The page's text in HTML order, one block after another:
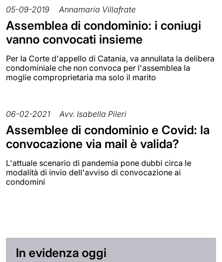
05-09-2019 Annamaria Villafrate
Assemblea di condominio: i coniugi
vanno convocati insieme
Per la Corte d'appello di Catania, va annullata la delibera
condominiale che non convoca per l'assemblea la
moglie comproprietaria ma solo il marito
06-02-2021 Avv. Isabella Pileri
Assemblee di condominio e Covid: la
convocazione via mail è valida?
L'attuale scenario di pandemia pone dubbi circa le
modalità di invio dell'avviso di convocazione ai
condomini
In evidenza oggi